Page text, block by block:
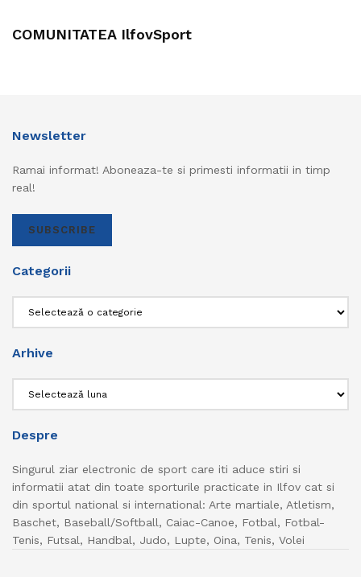
COMUNITATEA IlfovSport
Newsletter
Ramai informat! Aboneaza-te si primesti informatii in timp
real!
SUBSCRIBE
Categorii
Arhive
Despre
Singurul ziar electronic de sport care iti aduce stiri si
informatii atat din toate sporturile practicate in Ilfov cat si
din sportul national si international: Arte martiale, Atletism,
Baschet, Baseball/Softball, Caiac-Canoe, Fotbal, Fotbal-
Tenis, Futsal, Handbal, Judo, Lupte, Oina, Tenis, Volei